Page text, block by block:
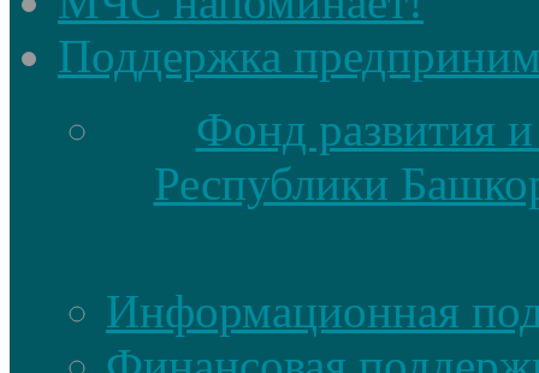
Поддержка
Фонд развития
Республики
Информационная